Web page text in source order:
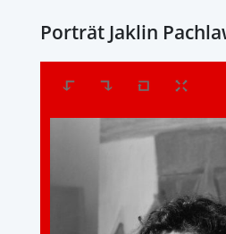
Porträt Jaklin